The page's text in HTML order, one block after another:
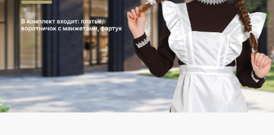
В комплект входит: платье, воротничок
с манжетами, фартук
Подробнее